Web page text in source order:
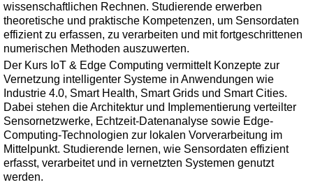
wissenschaftlichen Rechnen. Studierende erwerben
theoretische und praktische Kompetenzen, um Sensordaten
effizient zu erfassen, zu verarbeiten und mit fortgeschrittenen
numerischen Methoden auszuwerten.
Der Kurs IoT & Edge Computing vermittelt Konzepte zur
Vernetzung intelligenter Systeme in Anwendungen wie
Industrie 4.0, Smart Health, Smart Grids und Smart Cities.
Dabei stehen die Architektur und Implementierung verteilter
Sensornetzwerke, Echtzeit-Datenanalyse sowie Edge-
Computing-Technologien zur lokalen Vorverarbeitung im
Mittelpunkt. Studierende lernen, wie Sensordaten effizient
erfasst, verarbeitet und in vernetzten Systemen genutzt
werden.